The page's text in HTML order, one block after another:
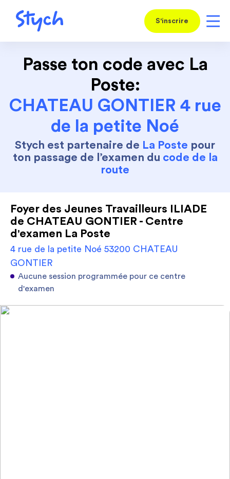
S'inscrire
Passe ton code avec La
Poste:
CHATEAU GONTIER 4 rue
de la petite Noé
Stych est partenaire de La Poste pour
ton passage de l’examen du code de la
route
Foyer des Jeunes Travailleurs ILIADE
de CHATEAU GONTIER - Centre
d'examen La Poste
4 rue de la petite Noé 53200 CHATEAU
GONTIER
Aucune session programmée pour ce centre
d'examen